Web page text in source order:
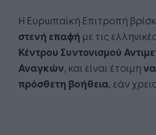
Η Ευρωπαϊκή Επιτροπή
στενή επαφή με τις
Κέντρου Συντονισμού
Αναγκών, και είναι έτοιμη
πρόσθετη βοήθεια, εάν